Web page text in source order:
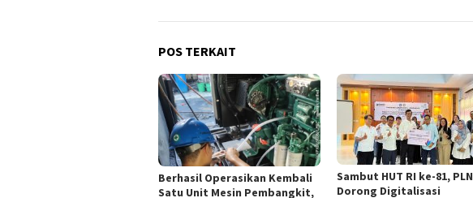
POS TERKAIT
Berhasil Operasikan Kembali
Satu Unit Mesin Pembangkit,
Sambut HUT RI ke-81, PLN
Dorong Digitalisasi